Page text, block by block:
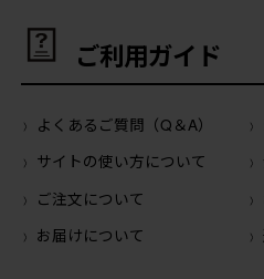
ご利用ガイド
よくあるご質問（Q＆A）
サイトの使い方について
ご注文について
お届けについて